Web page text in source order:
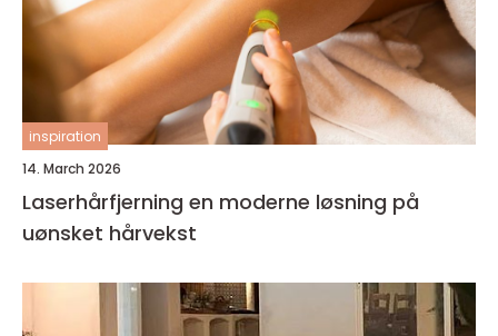
inspiration
14. March 2026
Laserhårfjerning en moderne løsning på
uønsket hårvekst